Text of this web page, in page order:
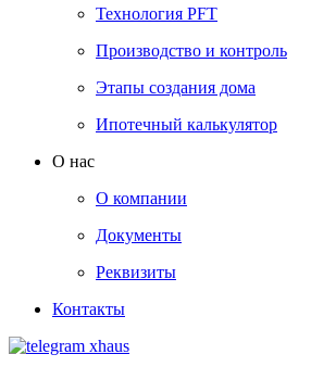
Технология PFT
Производство и контроль
Этапы создания дома
Ипотечный калькулятор
О нас
О компании
Документы
Реквизиты
Контакты